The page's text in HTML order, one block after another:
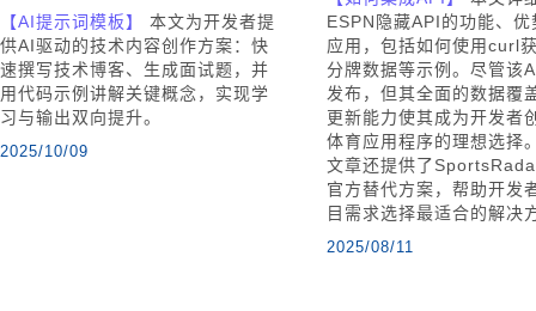
【AI提示词模板】
本文为开发者提
供AI驱动的技术内容创作方案：快
速撰写技术博客、生成面试题，并
用代码示例讲解关键概念，实现学
习与输出双向提升。
2025/10/09
ESPN隐藏API的功能、优
应用，包括如何使用curl
分牌数据等示例。尽管该
发布，但其全面的数据覆
更新能力使其成为开发者
体育应用程序的理想选择
文章还提供了
官方替代方案，帮助开发
目需求选择最适合的解决
2025/08/11